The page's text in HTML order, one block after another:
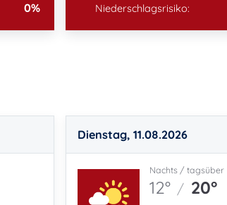
0% Niederschlagsrisiko:
Dienstag, 11.08.2026
Nachts / tagsüber
12° / 20°